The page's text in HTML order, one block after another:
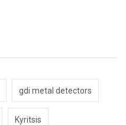
gdi metal detectors
Kyritsis